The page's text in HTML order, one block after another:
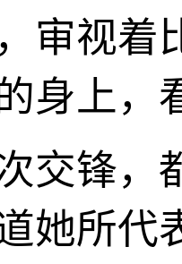
审视着
身上，
交锋，
她所代